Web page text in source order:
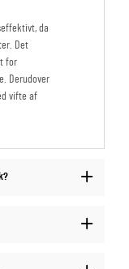
da
Det
for
Derudover
vifte af